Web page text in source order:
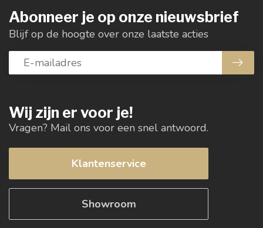
Wij zijn er voor je!
Vragen? Mail ons voor een snel antwoord.
Klantenservice
Showroom
Abonneer je op onze nieuwsbrief
Blijf op de hoogte over onze laatste acties